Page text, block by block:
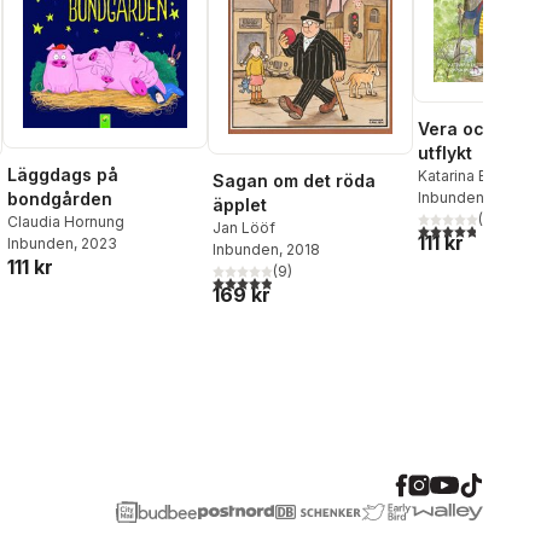
röster:
Läggdags på
bondgården
Claudia Hornung
Inbunden, 2023
111 kr
Sagan om det röda
äpplet
Jan Lööf
Inbunden, 2018
4,9utav 5 stjärnor. Totalt antal röster:
(9)
169 kr
Vera och Ville
utflykt
Katarina Ekstedt
Blomberg
Inbunden
4,8utav 5(
111 kr